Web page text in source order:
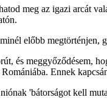
meg az igazi arcát
előbb megtörténjen,
és meggyőződésem,
Ennek
'bátorságot kell